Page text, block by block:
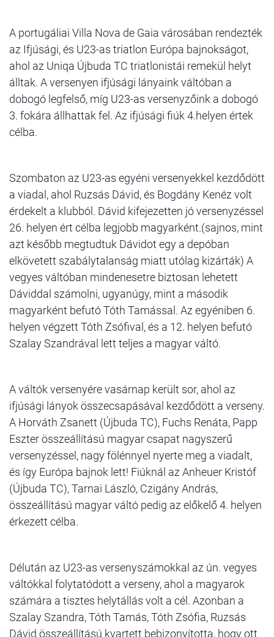
A portugáliai Villa Nova de Gaia városában rendezték
az Ifjúsági, és U23-as triatlon Európa bajnokságot,
ahol az Uniqa Újbuda TC triatlonistái remekül helyt
álltak. A versenyen ifjúsági lányaink váltóban a
dobogó legfelső, míg U23-as versenyzőink a dobogó
3. fokára állhattak fel. Az ifjúsági fiúk 4.helyen értek
célba.
Szombaton az U23-as egyéni versenyekkel kezdődött
a viadal, ahol Ruzsás Dávid, és Bogdány Kenéz volt
érdekelt a klubból. Dávid kifejezetten jó versenyzéssel
26. helyen ért célba legjobb magyarként.(sajnos, mint
azt később megtudtuk Dávidot egy a depóban
elkövetett szabálytalanság miatt utólag kizárták) A
vegyes váltóban mindenesetre biztosan lehetett
Dáviddal számolni, ugyanúgy, mint a második
magyarként befutó Tóth Tamással. Az egyéniben 6.
helyen végzett Tóth Zsófival, és a 12. helyen befutó
Szalay Szandrával lett teljes a magyar váltó.
A váltók versenyére vasárnap került sor, ahol az
ifjúsági lányok összecsapásával kezdődött a verseny.
A Horváth Zsanett (Újbuda TC), Fuchs Renáta, Papp
Eszter összeállítású magyar csapat nagyszerű
versenyzéssel, nagy fölénnyel nyerte meg a viadalt,
és így Európa bajnok lett! Fiúknál az Anheuer Kristóf
(Újbuda TC), Tarnai László, Czigány András,
összeállítású magyar váltó pedig az előkelő 4. helyen
érkezett célba.
Délután az U23-as versenyszámokkal az ún. vegyes
váltókkal folytatódott a verseny, ahol a magyarok
számára a tisztes helytállás volt a cél. Azonban a
Szalay Szandra, Tóth Tamás, Tóth Zsófia, Ruzsás
Dávid összeállítású kvartett bebizonyította, hogy ott